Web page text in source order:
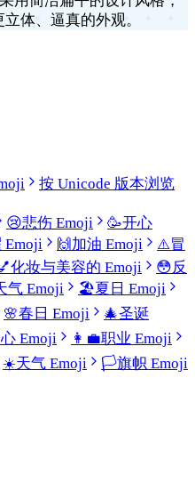
体、逼真的外观。
按 Unicode 版本浏览
😢悲伤 Emoji 🥳开心
Emoji 🙌 加油 Emoji ⚠️冒
化妆与美容的 Emoji 😳反
气 Emoji 🏖️夏日 Emoji
🌸春日 Emoji 🎄圣诞
Emoji 👩‍💼职业 Emoji
☀️天气 Emoji 🏳️旗帜 Emoji